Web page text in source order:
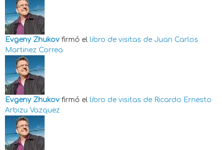
Evgeny Zhukov firmó el libro de visitas de Juan Carlos
Martinez Correa
Evgeny Zhukov firmó el libro de visitas de Ricardo Ernesto
Arbizu Vazquez